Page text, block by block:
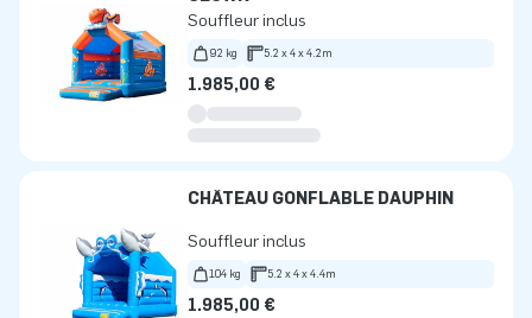
Souffleur inclus
92 kg 5.2 x 4 x 4.2m
1.985,00 €
CHÂTEAU GONFLABLE DAUPHIN
Souffleur inclus
104 kg 5.2 x 4 x 4.4m
1.985,00 €